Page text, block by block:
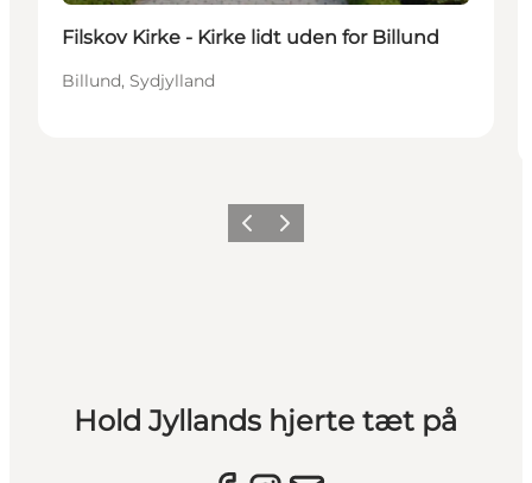
Filskov Kirke - Kirke lidt uden for Billund
Billund, Sydjylland
Forrige billede
Næste billede
Hold Jyllands hjerte tæt på